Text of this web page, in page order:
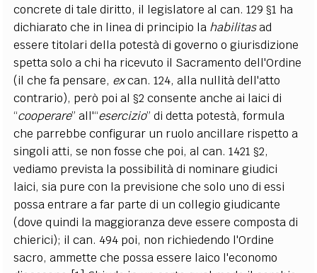
concrete di tale diritto, il legislatore al can. 129 §1 ha
dichiarato che in linea di principio la habilitasad
essere titolari della potestà di governo o giurisdizione
spetta solo a chi ha ricevuto il Sacramento dell'Ordine
(il che fa pensare, excan. 124, alla nullità dell'atto
contrario), però poi al §2 consente anche ai laici di
“cooperare” all'“esercizio” di detta potestà, formula
che parrebbe configurar un ruolo ancillare rispetto a
singoli atti, se non fosse che poi, al can. 1421 §2,
vediamo prevista la possibilità di nominare giudici
laici, sia pure con la previsione che solo uno di essi
possa entrare a far parte di un collegio giudicante
(dove quindi la maggioranza deve essere composta di
chierici); il can. 494 poi, non richiedendo l'Ordine
sacro, ammette che possa essere laico l'economo